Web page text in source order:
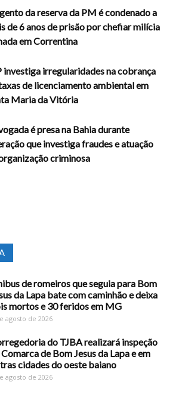
da reserva da PM é condenado a
de 6 anos de prisão por chefiar milícia
em Correntina
investiga irregularidades na cobrança
de licenciamento ambiental em
Maria da Vitória
é presa na Bahia durante
que investiga fraudes e atuação
criminosa
de romeiros que seguia para Bom
da Lapa bate com caminhão e deixa
mortos e 30 feridos em MG
agosto de 2026
do TJBA realizará inspeção
de Bom Jesus da Lapa e em
cidades do oeste baiano
agosto de 2026